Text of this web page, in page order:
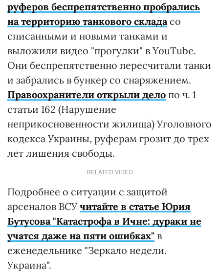
руферов беспрепятственно пробрались
на территорию танкового складасо
списанными и новыми танками и
выложили видео "прогулки" в YouTube.
Они беспрепятственно пересчитали танки
и забрались в бункер со снаряжением.
Правоохранители открыли дело по ч. 1
статьи 162 (Нарушение
неприкосновенности жилища) Уголовного
кодекса Украины, руферам грозит до трех
лет лишения свободы.
RELATED VIDEO
Подробнее о ситуации с защитой
арсеналов ВСУчитайте в статье Юрия
Бутусова "Катастрофа в Ичне: дураки не
учатся даже на пяти ошибках" в
еженедельнике "Зеркало недели.
Украина".